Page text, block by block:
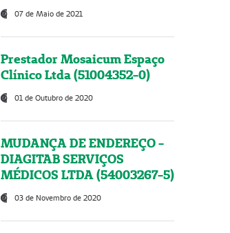
07 de Maio de 2021
Prestador Mosaicum Espaço
Clínico Ltda (51004352-0)
01 de Outubro de 2020
MUDANÇA DE ENDEREÇO -
DIAGITAB SERVIÇOS
MÉDICOS LTDA (54003267-5)
03 de Novembro de 2020